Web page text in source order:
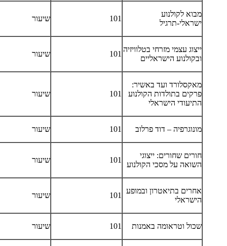
מבוא לקולנוע
ישראלי-תרגיל
101 שיעור
ייצוג עצמי מזרחי בטלוויזיה
ובקולנוע הישראליים
101 שיעור
מאקסלורד ועד באשיר:
פרקים בתולדות הקולנוע
התיעודי הישראלי
101 שיעור
מונוגרפיה – דוד פרלוב 101 שיעור
חורים שחורים: ייצוגי
השואה על מסכי הקולנוע
101 שיעור
אחרים בתיאטרון ובמופע
הישראלי
101 שיעור
שכול וטראומה באמנות 101 שיעור